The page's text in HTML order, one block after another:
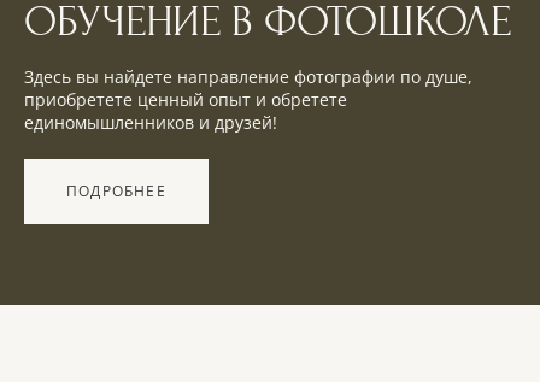
ОБУЧЕНИЕ В ФОТОШКОЛЕ
Здесь вы найдете направление фотографии по душе,
приобретете ценный опыт и обретете
единомышленников и друзей!
ПОДРОБНЕЕ